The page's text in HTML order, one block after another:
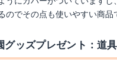
のでその点も使いやすい商品
グッズプレゼント：道